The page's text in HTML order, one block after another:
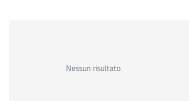
Nessun risultato